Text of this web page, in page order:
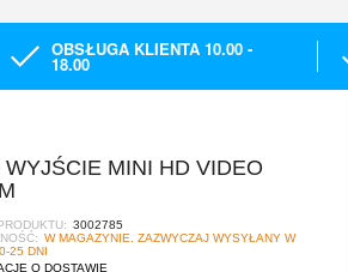
OBSŁUGA KLIENTA 10.00 -
18.00
MINI HD VIDEO
3002785
W MAGAZYNIE. ZAZWYCZAJ WYSYŁANY W
25 DNI
O DOSTAWIE